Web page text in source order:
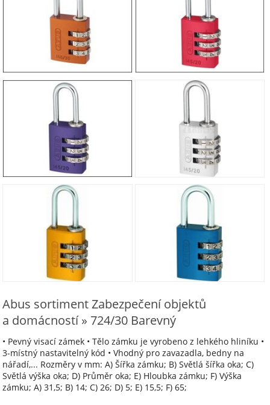
Abus sortiment Zabezpečení objektů
a domácností » 724/30 Barevný
• Pevný visací zámek • Tělo zámku je vyrobeno z lehkého hliníku •
3-místný nastavitelný kód • Vhodný pro zavazadla, bedny na
nářadí,... Rozměry v mm: A) Šířka zámku; B) Světlá šířka oka; C)
Světlá výška oka; D) Průměr oka; E) Hloubka zámku; F) Výška
zámku; A) 31,5; B) 14; C) 26; D) 5; E) 15,5; F) 65;